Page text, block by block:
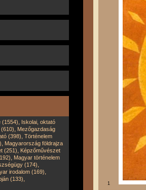
(1554), Iskolai, oktató
(610), Mezőgazdaság
(398), Történelem
, Magyarország földrajza
(251), Képzőművészet
, Magyar történelem
(174),
irodalom (169),
(133),
1